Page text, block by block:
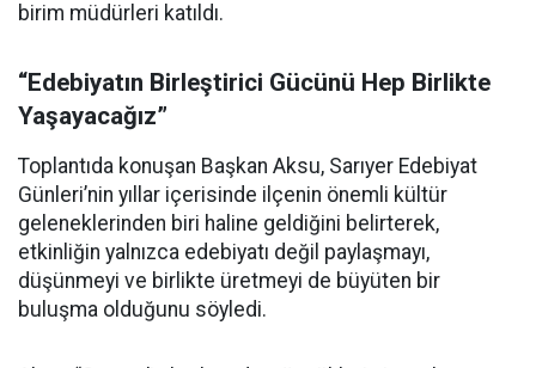
birim müdürleri katıldı.
“Edebiyatın Birleştirici Gücünü Hep Birlikte
Yaşayacağız”
Toplantıda konuşan Başkan Aksu, Sarıyer Edebiyat
Günleri’nin yıllar içerisinde ilçenin önemli kültür
geleneklerinden biri haline geldiğini belirterek,
etkinliğin yalnızca edebiyatı değil paylaşmayı,
düşünmeyi ve birlikte üretmeyi de büyüten bir
buluşma olduğunu söyledi.